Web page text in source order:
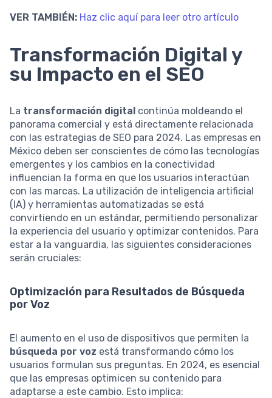
VER TAMBIÉN: Haz clic aquí para leer otro artículo
Transformación Digital y
su Impacto en el SEO
La transformación digital continúa moldeando el
panorama comercial y está directamente relacionada
con las estrategias de SEO para 2024. Las empresas en
México deben ser conscientes de cómo las tecnologías
emergentes y los cambios en la conectividad
influencian la forma en que los usuarios interactúan
con las marcas. La utilización de inteligencia artificial
(IA) y herramientas automatizadas se está
convirtiendo en un estándar, permitiendo personalizar
la experiencia del usuario y optimizar contenidos. Para
estar a la vanguardia, las siguientes consideraciones
serán cruciales:
Optimización para Resultados de Búsqueda
por Voz
El aumento en el uso de dispositivos que permiten la
búsqueda por voz está transformando cómo los
usuarios formulan sus preguntas. En 2024, es esencial
que las empresas optimicen su contenido para
adaptarse a este cambio. Esto implica: